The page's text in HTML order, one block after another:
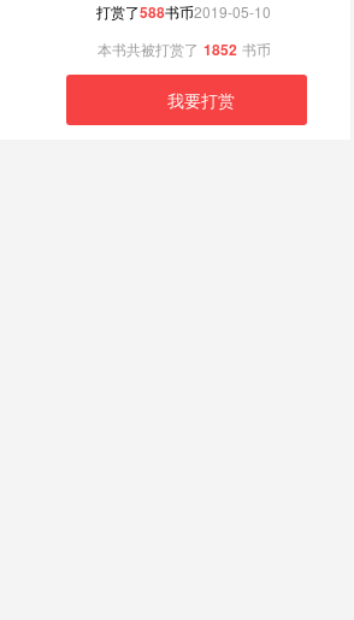
2019-05-10
打赏了588书币
本书共被打赏了 1852 书币
我要打赏